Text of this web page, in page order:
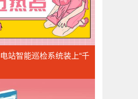
站智能巡检系统装上“千